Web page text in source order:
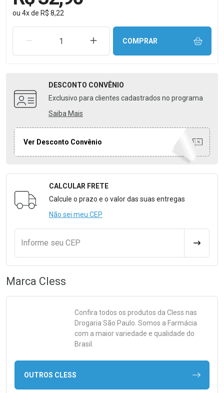
ou 4xde R$ 8,22
REMOVER UMA UNIDADEAUMENTAR UMA UNIDADE
COMPRAR
DESCONTO CONVÊNIO
Exclusivo para clientes cadastrados no programa
Saiba Mais
Ver Desconto Convênio
Formulário para Calcular o Frete
CALCULAR FRETE
Calcule o prazo e o valor das suas entregas
Não sei meu CEP
Informe seu CEP
Marca Cless
Confira todos os produtos da Cless nas
Drogaria São Paulo. Somos a Farmácia
com a maior variedade e qualidade do
Brasil.
OUTROS CLESS